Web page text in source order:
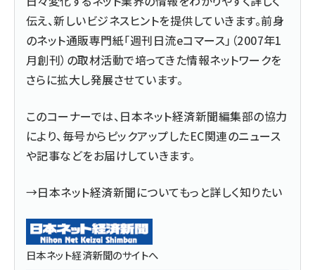
伝え、新しいビジネスヒントを提供していきます。前身
のネット通販専門紙「週刊日流eコマース」（2007年1
月創刊）の取材活動で培ってきた情報ネットワークを
さらに拡大し発展させています。
このコーナーでは、日本ネット経済新聞編集部の協力
により、毎号からピックアップしたEC関連のニュース
や記事などをお届けしていきます。
→日本ネット経済新聞についてもっと詳しく知りたい
日本ネット経済新聞のサイトへ